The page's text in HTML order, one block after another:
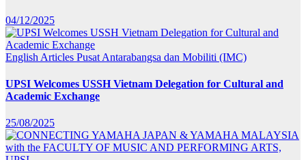
04/12/2025
English Articles Pusat Antarabangsa dan Mobiliti (IMC)
UPSI Welcomes USSH Vietnam Delegation for Cultural and
Academic Exchange
25/08/2025